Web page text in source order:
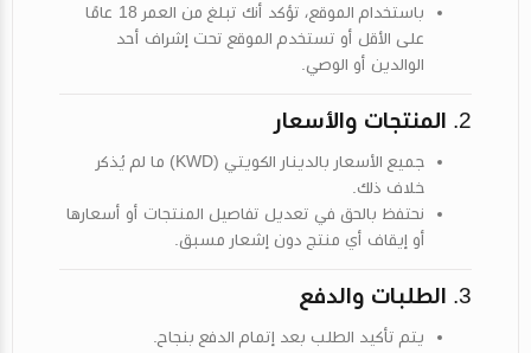
باستخدام الموقع، تؤكد أنك تبلغ من العمر 18 عامًا
على الأقل أو تستخدم الموقع تحت إشراف أحد
الوالدين أو الوصي.
2. المنتجات والأسعار
جميع الأسعار بالدينار الكويتي (KWD) ما لم يُذكر
خلاف ذلك.
نحتفظ بالحق في تعديل تفاصيل المنتجات أو أسعارها
أو إيقاف أي منتج دون إشعار مسبق.
3. الطلبات والدفع
يتم تأكيد الطلب بعد إتمام الدفع بنجاح.